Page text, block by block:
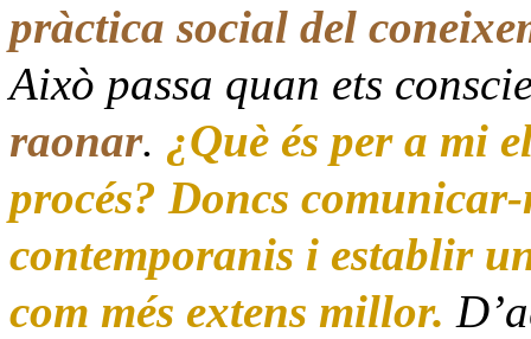
pràctica social del
Això passa quan ets
raonar. ¿Què és per a mi
procés? Doncs
contemporanis i establir
com més extens millor.